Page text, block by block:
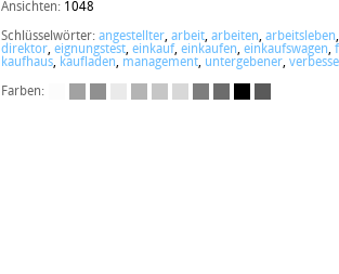
Ansichten: 1048
Schlüsselwörter: angestellter, arbeit, arbeiten, arbeitsleben,
direktor, eignungstest, einkauf, einkaufen, einkaufswagen,
kaufhaus, kaufladen, management, untergebener,
Farben: